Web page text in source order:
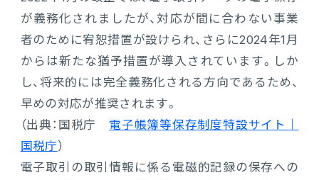
が義務化されましたが、対応が間に合わない事業
者のために宥恕措置が設けられ、さらに2024年1月
からは新たな猶予措置が導入されています。しか
し、将来的には完全義務化される方向であるため、
早めの対応が推奨されます。
（出典：国税庁 電子帳簿等保存制度特設サイト｜
国税庁）
電子取引の取引情報に係る電磁的記録の保存への